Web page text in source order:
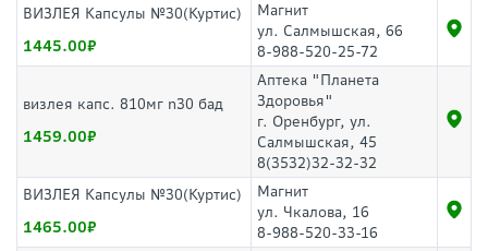
ВИЗЛЕЯ Капсулы №30(Куртис)
1445.00
Магнит
ул. Салмышская, 66
8-988-520-25-72
визлея капс. 810мг n30 бад
1459.00
Аптека "Планета
Здоровья"
г. Оренбург, ул.
Салмышская, 45
8(3532)32-32-32
ВИЗЛЕЯ Капсулы №30(Куртис)
1465.00
Магнит
ул. Чкалова, 16
8-988-520-33-16